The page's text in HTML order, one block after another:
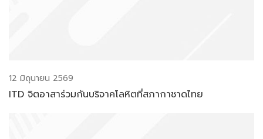
12 มิถุนายน 2569
ITD จิตอาสาร่วมกันบริจาคโลหิตที่สภากาชาดไทย